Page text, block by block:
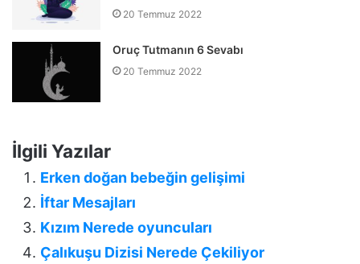
20 Temmuz 2022
Oruç Tutmanın 6 Sevabı
20 Temmuz 2022
İlgili Yazılar
Erken doğan bebeğin gelişimi
İftar Mesajları
Kızım Nerede oyuncuları
Çalıkuşu Dizisi Nerede Çekiliyor